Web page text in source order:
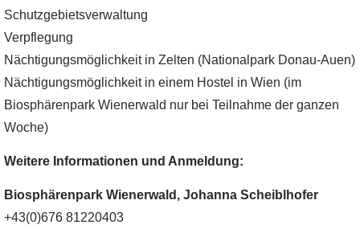
Schutzgebietsverwaltung
Verpflegung
Nächtigungsmöglichkeit in Zelten (Nationalpark Donau-Auen)
Nächtigungsmöglichkeit in einem Hostel in Wien (im
Biosphärenpark Wienerwald nur bei Teilnahme der ganzen
Woche)
Weitere Informationen und Anmeldung:
Biosphärenpark Wienerwald, Johanna Scheiblhofer
+43(0)676 81220403